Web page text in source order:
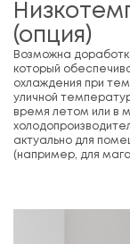
(опция)
Возможна
который
охлаждения при
уличной
время летом или в
актуально для
(например, для